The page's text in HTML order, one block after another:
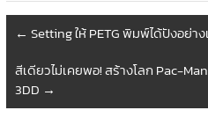
← Setting ให้ PETG พิมพ์ได้ปังอย่า
สีเดียวไม่เคยพอ! สร้างโลก Pac-
3DD →